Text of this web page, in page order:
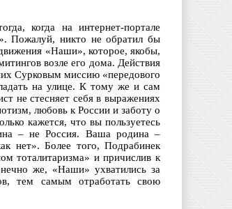
когда на интернет-портале
Пожалуй, никто не обратил бы
«Наши», которое, якобы,
возле его дома. Действия
Сурковым миссию «передового
на улице. К тому же и сам
не стесняет себя в выражениях
любовь к России и заботу о
кажется, что вы пользуетесь
– не Россия. Ваша родина –
нет». Более того, Подрабинек
тоталитаризма» и причислив к
же, «Наши» ухватились за
тем самым отработать свою